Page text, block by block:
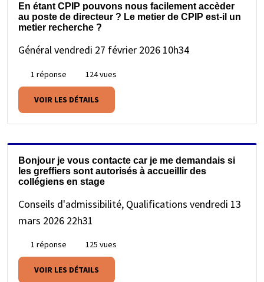
En étant CPIP pouvons nous facilement accèder
au poste de directeur ? Le metier de CPIP est-il un
metier recherche ?
Généralvendredi 27 février 2026 10h34
1 réponse 124 vues
VOIR LES DÉTAILS
Bonjour je vous contacte car je me demandais si
les greffiers sont autorisés à accueillir des
collégiens en stage
Conseils d'admissibilité, Qualifications vendredi 13
mars 2026 22h31
1 réponse 125 vues
VOIR LES DÉTAILS